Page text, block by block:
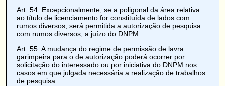
Art. 54. Excepcionalmente, se a poligonal da área relativa
ao título de licenciamento for constituída de lados com
rumos diversos, será permitida a autorização de pesquisa
com rumos diversos, a juízo do DNPM.
Art. 55. A mudança do regime de permissão de lavra
garimpeira para o de autorização poderá ocorrer por
solicitação do interessado ou por iniciativa do DNPM nos
casos em que julgada necessária a realização de trabalhos
de pesquisa.